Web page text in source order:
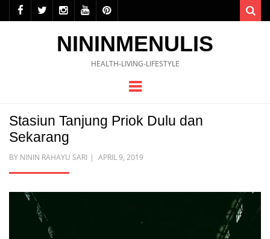
NININMENULIS
HEALTH-LIVING-LIFESTYLE
Menu
Stasiun Tanjung Priok Dulu dan
Sekarang
BY NININ RAHAYU SARI
POSTED
APRIL 9, 2019